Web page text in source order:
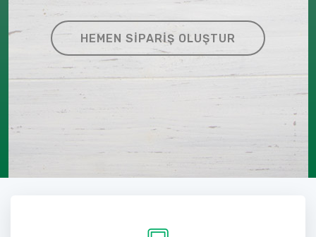
HEMEN SIPARIŞ OLUŞTUR